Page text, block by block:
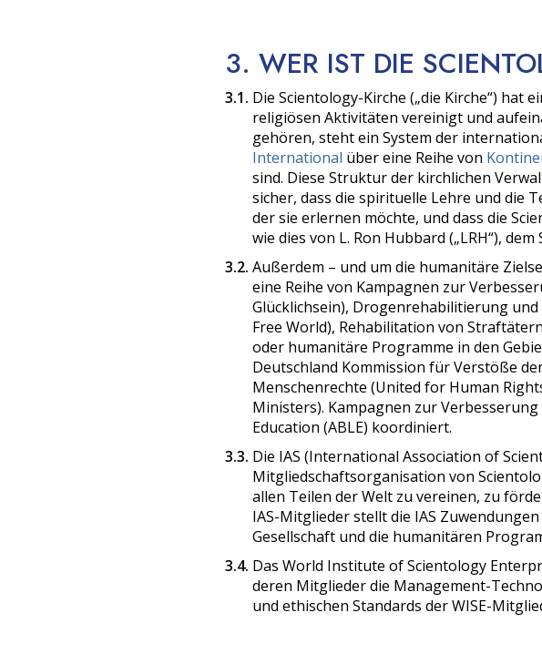
3. WER IST DIE
3.1. Die Scientology-Kirche („die Kirche“) hat
religiösen Aktivitäten vereinigt und
gehören, steht ein System der
International über eine Reihe von
sind. Diese Struktur der kirchlichen
sicher, dass die spirituelle Lehre und die
der sie erlernen möchte, und dass die
wie dies von L. Ron Hubbard („LRH“),
3.2. Außerdem – und um die humanitäre
eine Reihe von Kampagnen zur
Glücklichsein), Drogenrehabilitierung
Free World), Rehabilitation von
oder humanitäre Programme in den
Deutschland Kommission für Verstöße
Menschenrechte (United for Human
Ministers). Kampagnen zur
Education (ABLE) koordiniert.
3.3. Die IAS (International Association of
Mitgliedschaftsorganisation von
allen Teilen der Welt zu vereinen, zu
IAS-Mitglieder stellt die IAS
Gesellschaft und die humanitären
3.4. Das World Institute of Scientology
deren Mitglieder die Management-
und ethischen Standards der WISE-